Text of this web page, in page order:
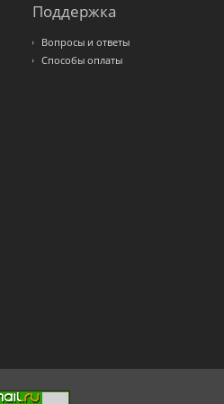
Поддержка
Вопросы и ответы
Способы оплаты